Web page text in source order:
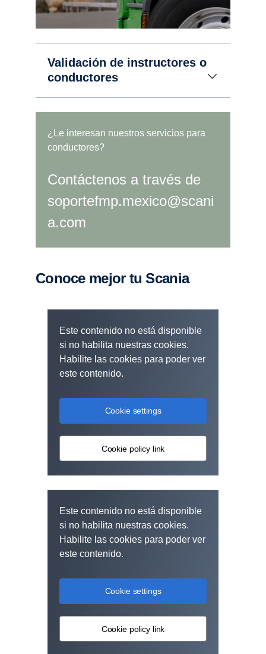
Validación de instructores o
conductores
¿Le interesan nuestros servicios para
conductores?
Contáctenos a través de
soportefmp.mexico@scani
a.com
Conoce mejor tu Scania
Este contenido no está disponible
si no habilita nuestras cookies.
Habilite las cookies para poder ver
este contenido.
Cookie settings
Cookie policy link
Este contenido no está disponible
si no habilita nuestras cookies.
Habilite las cookies para poder ver
este contenido.
Cookie settings
Cookie policy link